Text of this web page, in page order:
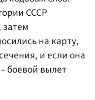
СССР
на карту,
и если она
боевой вылет